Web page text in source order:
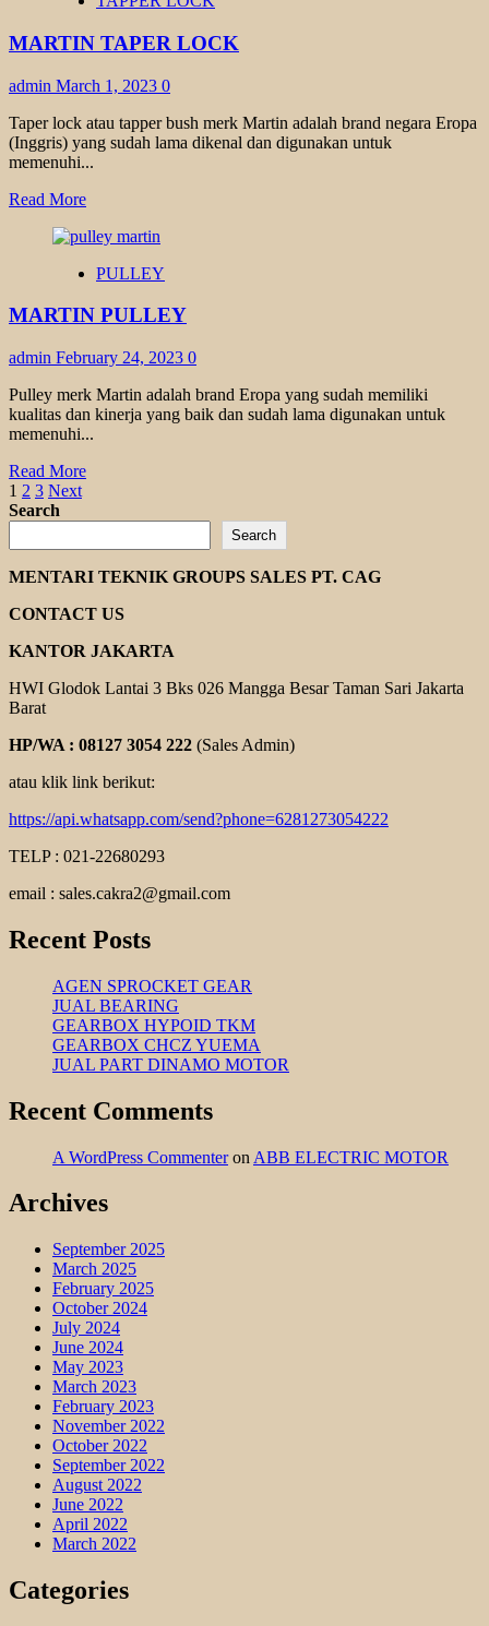
MARTIN TAPER LOCK
admin March 1, 2023 0
Taper lock atau tapper bush merk Martin adalah brand negara Eropa
(Inggris) yang sudah lama dikenal dan digunakan untuk
memenuhi...
Read MoreRead
about
TAPER
PULLEY
MARTIN PULLEY
admin February 24, 2023 0
Pulley merk Martin adalah brand Eropa yang sudah memiliki
kualitas dan kinerja yang baik dan sudah lama digunakan untuk
memenuhi...
Read MoreRead
PULLEY
Posts
pagination
1 2 3 Next
Search
Search
MENTARI TEKNIK GROUPS SALES PT. CAG
CONTACT US
KANTOR JAKARTA
HWI Glodok Lantai 3 Bks 026 Mangga Besar Taman Sari Jakarta
Barat
HP/WA : 08127 3054 222 (Sales Admin)
atau klik link berikut:
https://api.whatsapp.com/send?phone=6281273054222
TELP : 021-22680293
email : sales.cakra2@gmail.com
Recent Posts
AGEN SPROCKET GEAR
JUAL BEARING
GEARBOX HYPOID TKM
GEARBOX CHCZ YUEMA
JUAL PART DINAMO MOTOR
Recent Comments
A WordPress Commenteron ABB ELECTRIC MOTOR
Archives
September 2025
March 2025
February 2025
October 2024
July 2024
June 2024
May 2023
March 2023
February 2023
November 2022
October 2022
September 2022
August 2022
June 2022
April 2022
March 2022
Categories